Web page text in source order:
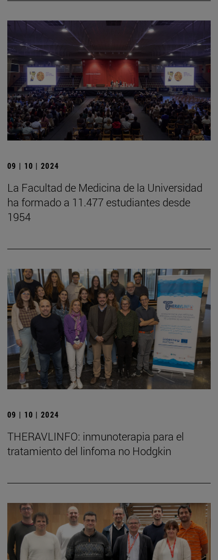
09 | 10 | 2024
La Facultad de Medicina de la Universidad
ha formado a 11.477 estudiantes desde
1954
09 | 10 | 2024
THERAVLINFO: inmunoterapia para el
tratamiento del linfoma no Hodgkin